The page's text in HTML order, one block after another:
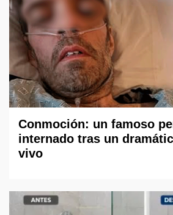
Conmoción: un famoso
internado tras un
vivo